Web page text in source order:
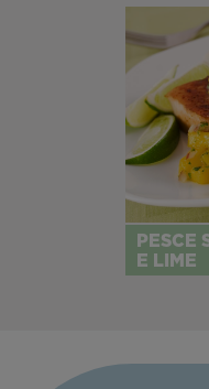
PESCE
E LIME